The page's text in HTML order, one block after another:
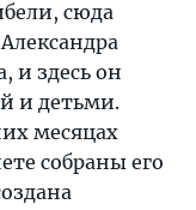
сюда
и здесь он
и детьми.
месяцах
собраны его